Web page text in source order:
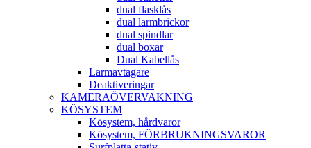
dual flasklås
dual larmbrickor
dual spindlar
dual boxar
Dual Kabellås
Larmavtagare
Deaktiveringar
KAMERAÖVERVAKNING
KÖSYSTEM
Kösystem, hårdvaror
Kösystem, FÖRBRUKNINGSVAROR